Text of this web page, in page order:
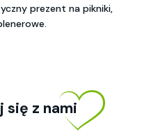
prezent na pikniki,
się z nami